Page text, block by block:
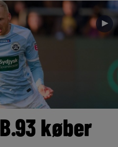
►
køber